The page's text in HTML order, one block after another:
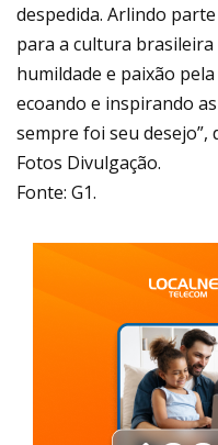
despedida. Arlindo
para a cultura
humildade e paixão
ecoando e inspirando
sempre foi seu desejo”,
Fotos Divulgação.
Fonte: G1.